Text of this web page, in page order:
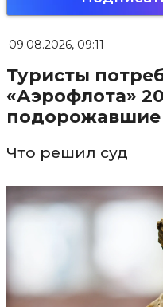
09.08.2026, 09:11
Туристы
«Аэрофлота»
подорожавшие
Что решил суд